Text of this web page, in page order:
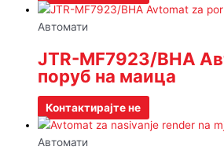
Автомати
JTR-MF7923/BHA
поруб на маица
Контактирајте не
Автомати